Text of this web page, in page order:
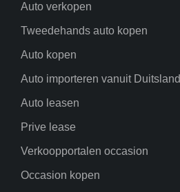
Auto verkopen
Tweedehands auto kopen
Auto kopen
Auto importeren vanuit Duitsland
Auto leasen
Prive lease
Verkoopportalen occasion
Occasion kopen